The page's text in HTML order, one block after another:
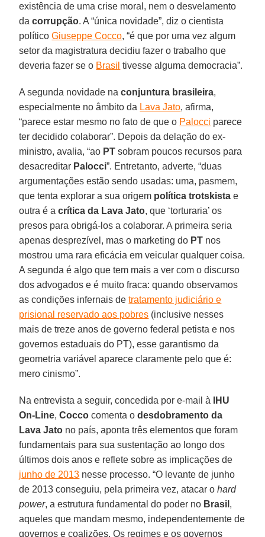
existência de uma crise moral, nem o desvelamento
dacorrupção. A “única novidade”, diz o cientista
políticoGiuseppe Cocco, “é que por uma vez algum
setor da magistratura decidiu fazer o trabalho que
deveria fazer se o Brasil tivesse alguma democracia”.
A segunda novidade naconjuntura brasileira,
especialmente no âmbito da Lava Jato, afirma,
“parece estar mesmo no fato de que o Palocci parece
ter decidido colaborar”. Depois da delação do ex-
ministro, avalia, “ao PT sobram poucos recursos para
desacreditar Palocci”. Entretanto, adverte, “duas
argumentações estão sendo usadas: uma, pasmem,
que tenta explorar a sua origem política trotskista e
outra é acrítica da Lava Jato, que ‘torturaria’ os
presos para obrigá-los a colaborar. A primeira seria
apenas desprezível, mas o marketing do PT nos
mostrou uma rara eficácia em veicular qualquer coisa.
A segunda é algo que tem mais a ver com o discurso
dos advogados e é muito fraca: quando observamos
as condições infernais detratamento judiciário e
prisional reservado aos pobres (inclusive nesses
mais de treze anos de governo federal petista e nos
governos estaduais do PT), esse garantismo da
geometria variável aparece claramente pelo que é:
mero cinismo”.
Na entrevista a seguir, concedida por e-mail à
IHU
On-Line,Cocco comenta odesdobramento da
Lava Jato no país, aponta três elementos que foram
fundamentais para sua sustentação ao longo dos
últimos dois anos e reflete sobre as implicações de
junho de 2013 nesse processo. “O levante de junho
de 2013 conseguiu, pela primeira vez, atacar ohard
power, a estrutura fundamental do poder no Brasil ,
aqueles que mandam mesmo, independentemente de
governos e coalizões. Os regimes e os governos